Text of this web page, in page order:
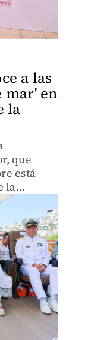
a las
mar' en
la
que
está
la